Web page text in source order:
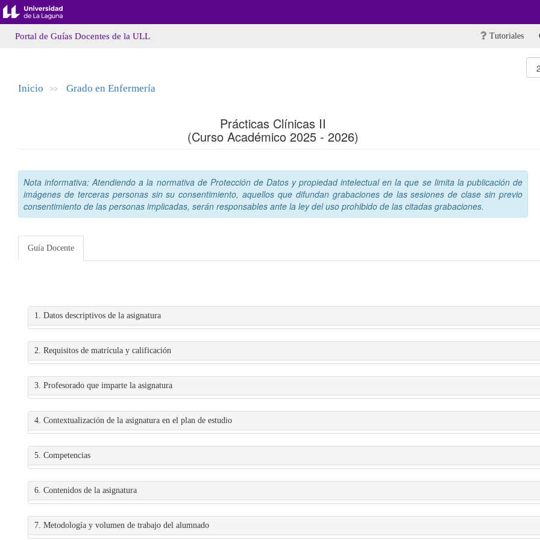
Portal de Guías Docentes de la ULL Tutoriales
Inicio >> Grado en Enfermería
Prácticas Clínicas II
(Curso Académico 2025 - 2026)
Nota informativa: Atendiendo a la normativa de Protección de Datos y propiedad intelectual en la que se limita la publicación de
imágenes de terceras personas sin su consentimiento, aquellos que difundan grabaciones de las sesiones de clase sin previo
consentimiento de las personas implicadas, serán responsables ante la ley del uso prohibido de las citadas grabaciones.
Guía Docente
1. Datos descriptivos de la asignatura
2. Requisitos de matrícula y calificación
3. Profesorado que imparte la asignatura
4. Contextualización de la asignatura en el plan de estudio
5. Competencias
6. Contenidos de la asignatura
7. Metodología y volumen de trabajo del alumnado